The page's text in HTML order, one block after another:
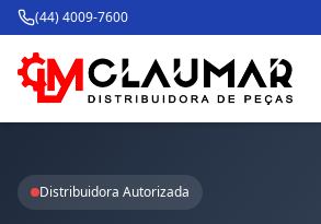
(44) 4009-7600
Distribuidora Autorizada